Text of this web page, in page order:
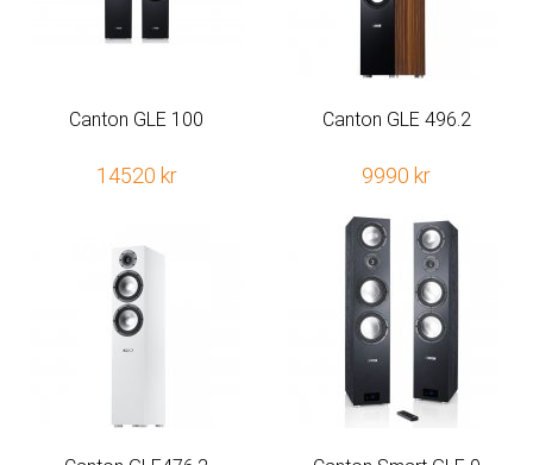
Canton GLE 100
14520 kr
Canton GLE 496.2
9990 kr